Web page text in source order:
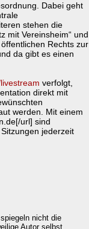
Dabei geht
stehen die
mit Vereinsheim“ und
Rechts zur
da gibt es einen
verfolgt,
direkt mit
werden. Mit einem
url] sind
jederzeit
nicht die
Autor selbst